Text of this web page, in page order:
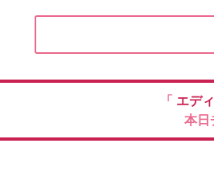
「 エデ
本日